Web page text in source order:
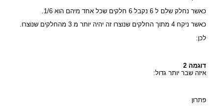
כאשר נחלק שלם ל 6 נקבל 6 חלקים שכל אחד מיהם הוא 1/6.
כאשר ניקח 4 מתוך החלקים שנוצרו זה יהיה יותר מ 3 מהחלקים שנוצרו.
לכן:
דוגמה 2
איזה שבר יותר גדול:
פתרון